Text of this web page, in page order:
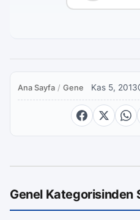
Ana Sayfa / Genel Kas 5, 2013
Genel Kategorisinden